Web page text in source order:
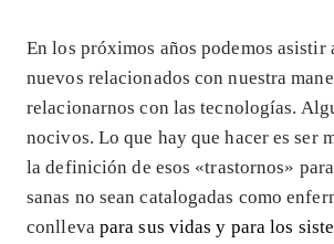
En los próximos años podemos asistir
nuevos relacionados con nuestra
relacionarnos con las tecnologías.
nocivos. Lo que hay que hacer es ser
la definición de esos «trastornos»
sanas no sean catalogadas como
conlleva para sus vidas y para los